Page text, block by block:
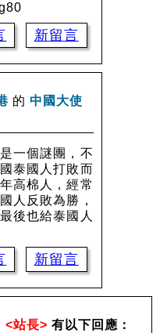
新留言
的 中國大使
一個謎團，不
泰國人打敗而
高棉人，經常
人反敗為勝，
後也給泰國人
新留言
<站長> 有以下回應：